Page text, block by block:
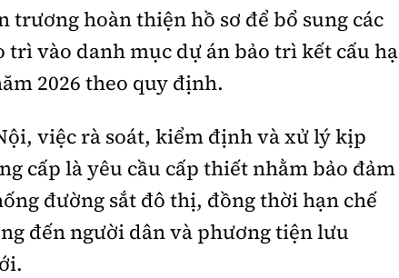
trương hoàn thiện hồ sơ để bổ sung các
trì vào danh mục dự án bảo trì kết cấu hạ
2026 theo quy định.
việc rà soát, kiểm định và xử lý kịp
cấp là yêu cầu cấp thiết nhằm bảo đảm
đường sắt đô thị, đồng thời hạn chế
đến người dân và phương tiện lưu